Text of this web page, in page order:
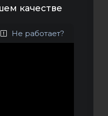
качестве
Не работает?